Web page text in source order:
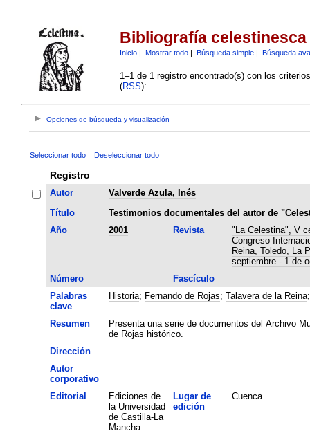
Bibliografía celestinesca
Inicio| Mostrar todo| Búsqueda simple| Búsqueda
1–1 de 1 registro encontrado(s) con los
(RSS):
Opciones de búsqueda y visualización
Seleccionar todo Deseleccionar todo
Registro
Autor
Valverde Azula, Inés
Título
Testimonios documentales del autor de
Año
2001 Revista
"La Celestina", V
Congreso
Reina, Toledo, La
septiembre - 1 de
Número
Fascículo
Palabras
clave
Historia; Fernando de Rojas; Talavera de la Reina
Resumen
Presenta una serie de documentos del Archivo
de Rojas histórico.
Dirección
Autor
corporativo
Editorial
Ediciones de
la Universidad
de Castilla-La
Mancha
Lugar de
edición
Cuenca